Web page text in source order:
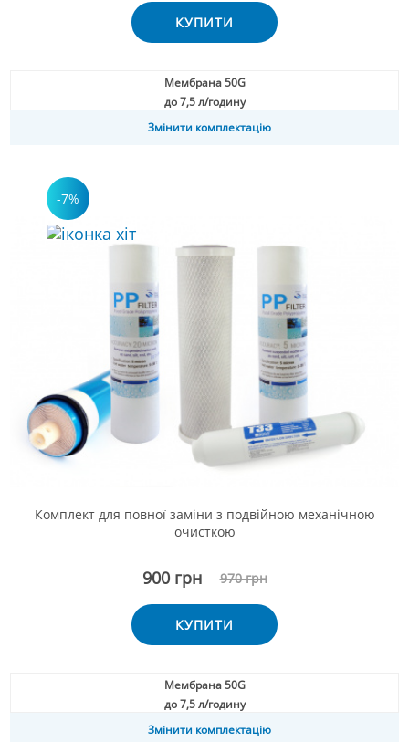
КУПИТИ
Мембрана 50G
до 7,5 л/годину
Змінити комплектацію
-7%
Комплект для повної заміни з подвійною механічною
очисткою
900 грн 970 грн
КУПИТИ
Мембрана 50G
до 7,5 л/годину
Змінити комплектацію